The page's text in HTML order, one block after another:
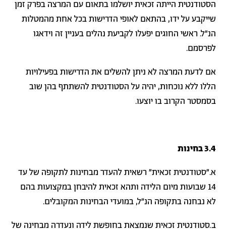
הסטודנטית הייתה זכאית יושלמו בתאום עם המרצה בפרק זמן
שייקבע על ידו, בהתאם לאופי הדרישות בכל אחת מהמטלות
הנ"ל. ראשי החוגים יפעלו לקביעת נהלים בעניין זה וידאגו
לפרסמם.
אם לדעת המרצה לא ניתן להשלים את הדרישות בפעילויות
הללו ללא נוכחות, יהיה על הסטודנטית להשתתף בהן שוב
בסמסטר הקרוב בו יוצעו.
3.4 בחינות
א."סטודנטית זכאית" רשאית להעדר מבחינות לתקופה של עד
14 שבועות מיום הלידה ותהא זכאית להיבחן במקצועות בהם
לא נבחנה בתקופה הנ"ל, במועדי הבחינות המקובלים.
ב.סטודנטית זכאית שנמצאת בחופשת לידה ונעדרה מבחינה של